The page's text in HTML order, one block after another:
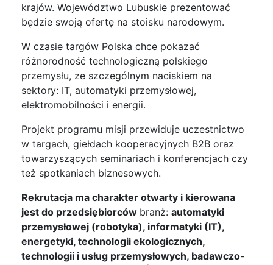
krajów. Województwo Lubuskie prezentować
będzie swoją ofertę na stoisku narodowym.
W czasie targów Polska chce pokazać
różnorodność technologiczną polskiego
przemysłu, ze szczególnym naciskiem na
sektory: IT, automatyki przemysłowej,
elektromobilności i energii.
Projekt programu misji przewiduje uczestnictwo
w targach, giełdach kooperacyjnych B2B oraz
towarzyszących seminariach i konferencjach czy
też spotkaniach biznesowych.
Rekrutacja ma charakter otwarty i kierowana
jest do przedsiębiorców branż: automatyki
przemysłowej (robotyka), informatyki (IT),
energetyki, technologii ekologicznych,
technologii i usług przemysłowych, badawczo-